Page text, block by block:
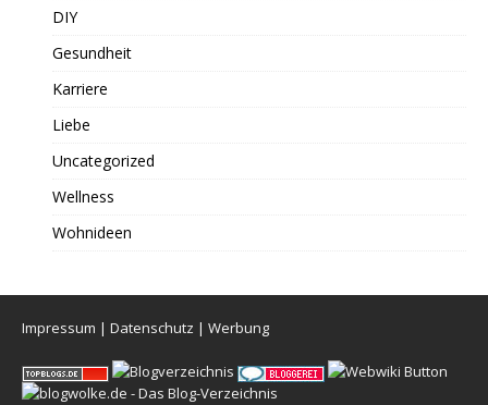
DIY
Gesundheit
Karriere
Liebe
Uncategorized
Wellness
Wohnideen
Impressum | Datenschutz | Werbung